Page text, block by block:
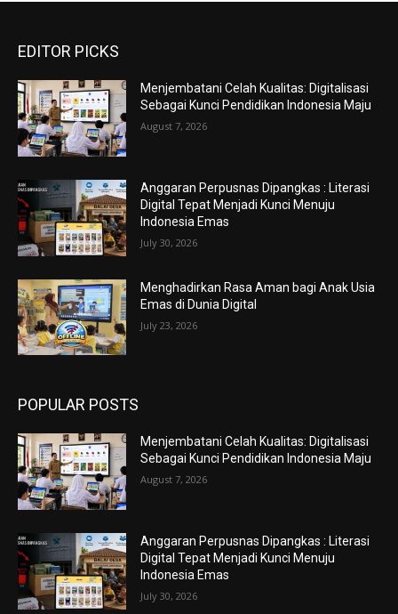
EDITOR PICKS
Menjembatani Celah Kualitas: Digitalisasi
Sebagai Kunci Pendidikan Indonesia Maju
August 7, 2026
Anggaran Perpusnas Dipangkas : Literasi
Digital Tepat Menjadi Kunci Menuju
Indonesia Emas
July 30, 2026
Menghadirkan Rasa Aman bagi Anak Usia
Emas di Dunia Digital
July 23, 2026
POPULAR POSTS
Menjembatani Celah Kualitas: Digitalisasi
Sebagai Kunci Pendidikan Indonesia Maju
August 7, 2026
Anggaran Perpusnas Dipangkas : Literasi
Digital Tepat Menjadi Kunci Menuju
Indonesia Emas
July 30, 2026